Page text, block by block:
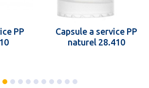
PP
Capsule a service PP
naturel 28.410